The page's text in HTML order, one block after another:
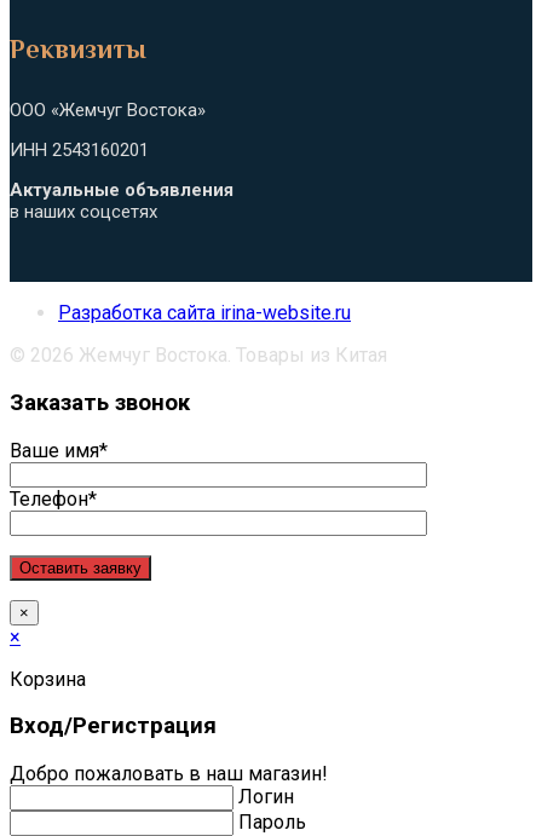
Реквизиты
ООО «Жемчуг Востока»
ИНН 2543160201
Актуальные объявления
в наших соцсетях
Разработка сайта irina-website.ru
© 2026 Жемчуг Востока. Товары из Китая
Заказать звонок
Ваше имя*
Телефон*
×
×
Корзина
Вход/Регистрация
Добро пожаловать в наш магазин!
Логин
Пароль